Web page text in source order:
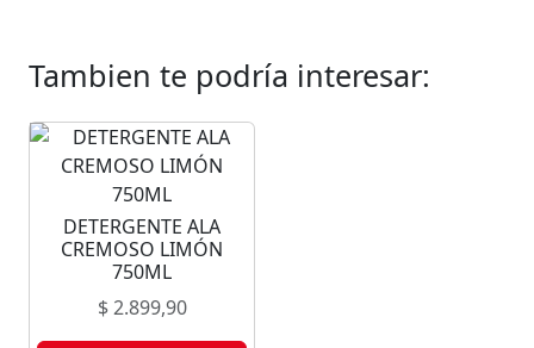
Tambien te podría interesar:
DETERGENTE ALA
CREMOSO LIMÓN
750ML
$2.899,90